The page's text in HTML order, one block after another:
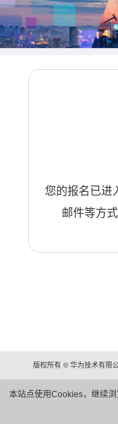
本站点使用Cookies，继续
您的报名已进
邮件等方
版权所有 © 华为技术有限